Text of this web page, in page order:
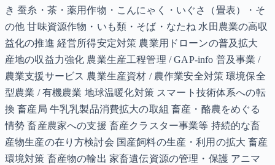
き 蚕糸・茶・薬用作物・こんにゃく・いぐさ（畳表）・そ
の他 甘味資源作物・いも類・そば・なたね 水田農業の高収
益化の推進 経営所得安定対策 農業用ドローンの普及拡大
産地の収益力強化 農業生産工程管理 / GAP-info 普及事業 /
農業支援サービス 農業生産資材 / 農作業安全対策 環境保全
型農業 / 有機農業 地球温暖化対策 スマート技術体系への転
換 畜産局 牛乳乳製品消費拡大の取組 畜産・酪農をめぐる
情勢 畜産農家への支援 畜産クラスター事業等 持続的な畜
産物生産の在り方検討会 国産飼料の生産・利用の拡大 畜産
環境対策 畜産物の輸出 家畜遺伝資源の管理・保護 アニマ